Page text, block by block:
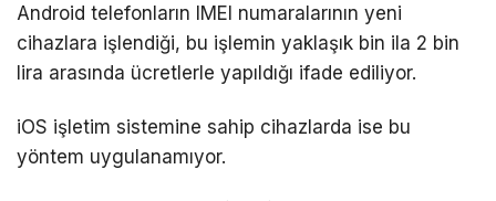
Android telefonların IMEI numaralarının yeni
cihazlara işlendiği, bu işlemin yaklaşık bin ila 2 bin
lira arasında ücretlerle yapıldığı ifade ediliyor.
iOS işletim sistemine sahip cihazlarda ise bu
yöntem uygulanamıyor.